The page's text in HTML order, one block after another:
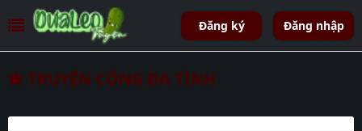
Đăng ký Đăng nhập
TRUYỆN CÔNG ĐA TÌNH